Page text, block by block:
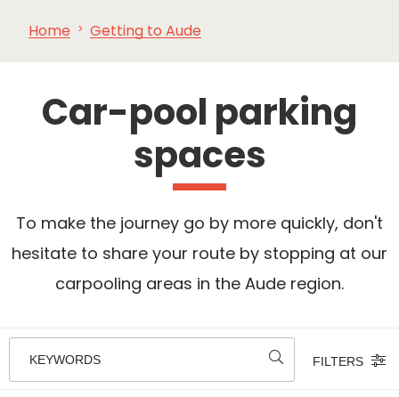
SEE
Home Getting to Aude
Car-pool parking
spaces
To make the journey go by more quickly, don't
hesitate to share your route by stopping at our
carpooling areas in the Aude region.
KEYWORDS FILTERS